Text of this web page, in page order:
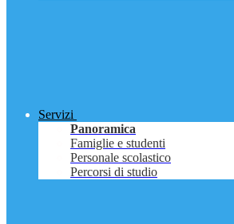
Servizi
Panoramica
Famiglie e studenti
Personale scolastico
Percorsi di studio